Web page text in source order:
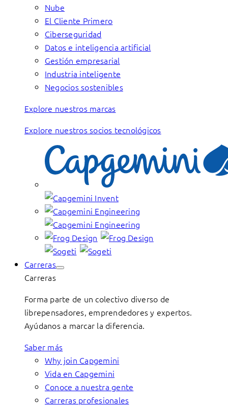
Nube
El Cliente Primero
Ciberseguridad
Datos e inteligencia artificial
Gestión empresarial
Industria inteligente
Negocios sostenibles
Explore nuestros marcas
Explore nuestros socios tecnológicos
Carreras
Carreras
Forma parte de un colectivo diverso de
librepensadores, emprendedores y expertos.
Ayúdanos a marcar la diferencia.
Saber más
Why join Capgemini
Vida en Capgemini
Conoce a nuestra gente
Carreras profesionales